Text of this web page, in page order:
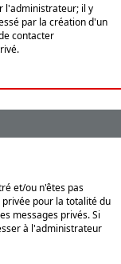
l'administrateur; il y
par la création d'un
contacter
et/ou n'êtes pas
pour la totalité du
messages privés. Si
à l'administrateur